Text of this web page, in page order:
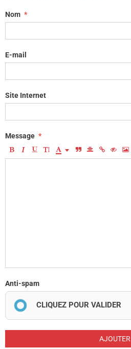
Nom
E-mail
Site Internet
Message
Anti-spam
CLIQUEZ POUR VALIDER
AJOUTER